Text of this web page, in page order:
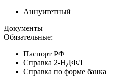
Аннуитетный
Документы
Обязательные:
Паспорт РФ
Справка 2-НДФЛ
Справка по форме банка